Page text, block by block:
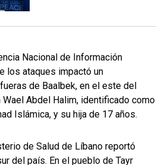
Nacional de Información
los ataques impactó un
de Baalbek, en el este del
Abdel Halim, identificado como
Islámica, y su hija de 17 años.
de Salud de Líbano reportó
del país. En el pueblo de Tayr